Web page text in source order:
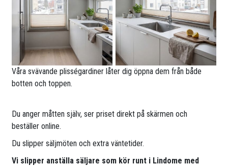
Våra svävande plisségardiner låter dig öppna dem från både
botten och toppen.
Du anger måtten själv, ser priset direkt på skärmen och
beställer online.
Du slipper säljmöten och extra väntetider.
Vi slipper anställa säljare som kör runt i Lindome med